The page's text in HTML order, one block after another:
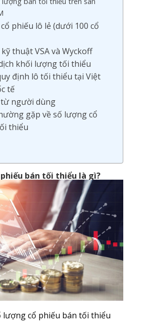
phiếu lô lẻ (dưới 100 cổ
thuật VSA và Wyckoff
khối lượng tối thiểu
định lô tối thiểu tại Việt
tế
người dùng
gặp về số lượng cổ
thiểu
bán tối thiểu là gì?
lượng cổ phiếu bán tối thiểu